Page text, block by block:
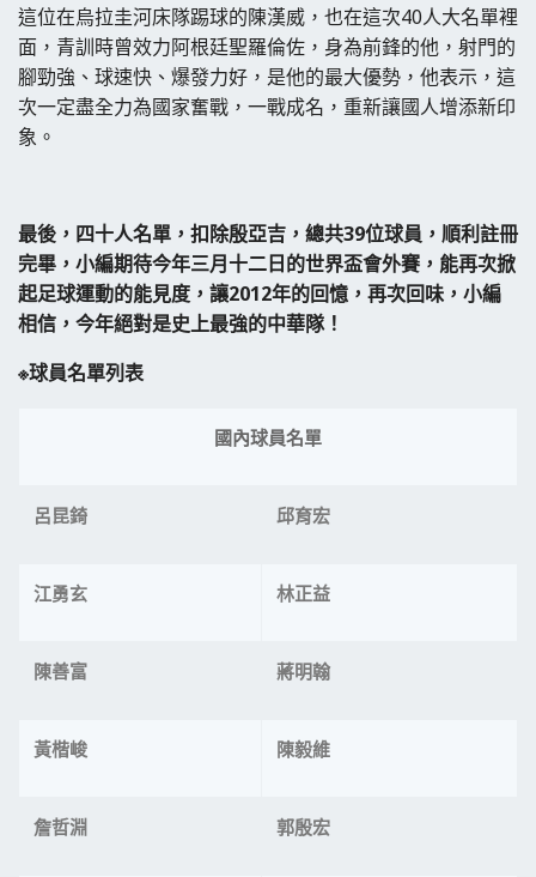
這位在烏拉圭河床隊踢球的陳漢威，也在這次40人大名單裡
面，青訓時曾效力阿根廷聖羅倫佐，身為前鋒的他，射門的
腳勁強、球速快、爆發力好，是他的最大優勢，他表示，這
次一定盡全力為國家奮戰，一戰成名，重新讓國人增添新印
象。
最後，四十人名單，扣除殷亞吉，總共39位球員，順利註冊
完畢，小編期待今年三月十二日的世界盃會外賽，能再次掀
起足球運動的能見度，讓2012年的回憶，再次回味，小編
相信，今年絕對是史上最強的中華隊！
※球員名單列表
國內球員名單
呂昆錡 邱育宏
江勇玄 林正益
陳善富 蔣明翰
黃楷峻 陳毅維
詹哲淵 郭殷宏